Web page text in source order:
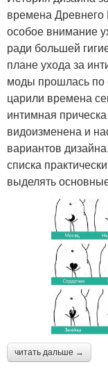
времена
особое внимание
ради большей
плане ухода за
моды прошлась по
царили времена
интимная
видоизменена и
вариантов
списка
выделять
читать дальше →